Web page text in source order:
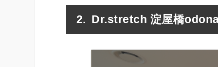
Dr.stretch 淀屋橋